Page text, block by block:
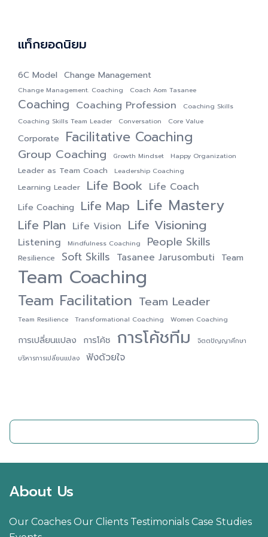
แท็กยอดนิยม
6C Model Change Management
Change Management. Coaching Coach Aom Tasanee
Coaching Coaching Profession
Coaching Skills
Coaching Skills Team Leader
Conversation Core Value
Corporate Facilitative Coaching
Group Coaching Growth Mindset Happy Organization
Leader as Team Coach Leadership Coaching
Learning Leader Life Book Life Coach
Life Coaching Life Map Life Mastery
Life Plan Life Vision Life Visioning
Listening Mindfulness Coaching People Skills
Resilience Soft Skills Tasanee Jarusombuti Team
Team Coaching
Team Facilitation Team Leader
Team Resilience Transformational Coaching Women Coaching
การเปลี่ยนแปลง การโค้ช การโค้ชทีม
จิตตปัญญาศึกษา
บริหารการเปลี่ยนแปลง
ฟังด้วยใจ
About Us
Our Coaches Our Clients Testimonials Case Studies